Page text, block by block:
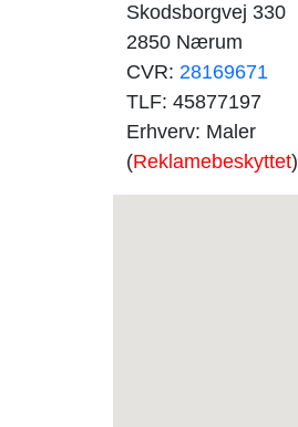
Skodsborgvej 330
2850 Nærum
CVR: 28169671
TLF: 45877197
Erhverv: Maler
(Reklamebeskyttet)